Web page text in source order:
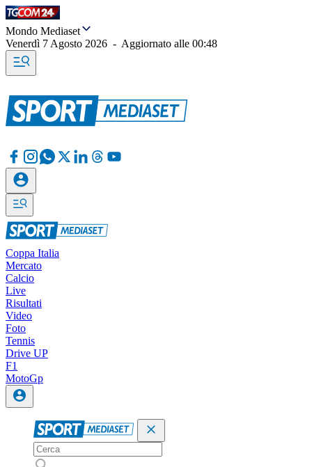
Mondo Mediaset
Venerdì 7 Agosto 2026 - Aggiornato alle 00:48
Coppa Italia
Mercato
Calcio
Live
Risultati
Video
Foto
Tennis
Drive UP
F1
MotoGp